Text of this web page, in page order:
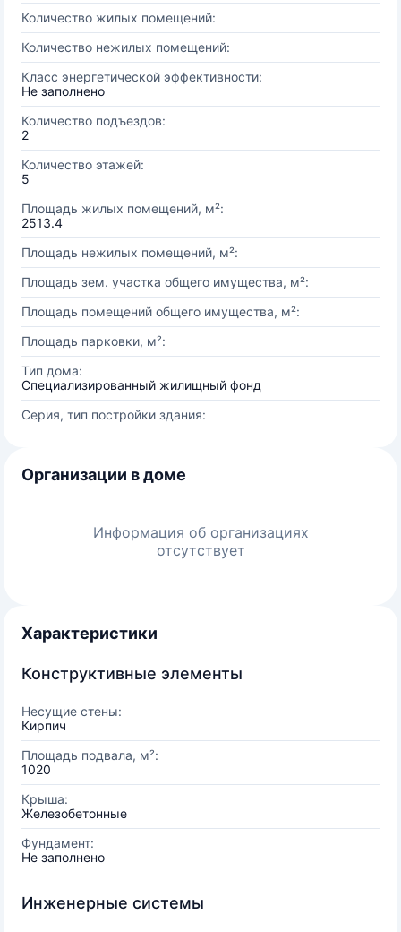
Количество жилых помещений:
Количество нежилых помещений:
Класс энергетической эффективности:
Не заполнено
Количество подъездов:
2
Количество этажей:
5
Площадь жилых помещений, м²:
2513.4
Площадь нежилых помещений, м²:
Площадь зем. участка общего имущества, м²:
Площадь помещений общего имущества, м²:
Площадь парковки, м²:
Тип дома:
Специализированный жилищный фонд
Серия, тип постройки здания:
Организации в доме
Информация об организациях
отсутствует
Характеристики
Конструктивные элементы
Несущие стены:
Кирпич
Площадь подвала, м²:
1020
Крыша:
Железобетонные
Фундамент:
Не заполнено
Инженерные системы